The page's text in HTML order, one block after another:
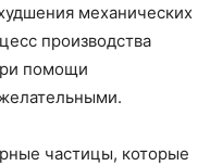
механических
производства
помощи
частицы, которые